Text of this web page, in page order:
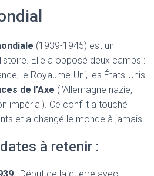
(1939-1945) est un
Elle a opposé deux camps :
le Royaume-Uni, les États-Unis
de l’Axe (l’Allemagne nazie,
impérial). Ce conflit a touché
et a changé le monde à jamais.
à retenir :